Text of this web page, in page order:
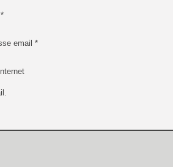
[GK] Endless Legend 2 :
[LS] [PS5] Le WebKit
[GK] Oubliez Crazy Taxi,
[LS] [Switch] NSZ 5.0.0
[GK] Bethesda fête les 30
email *